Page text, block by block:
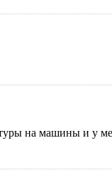
на машины и у